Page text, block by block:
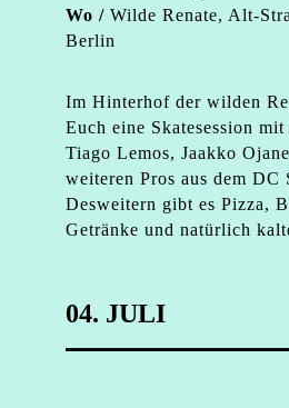
Wo / Wilde Renate, Alt-
Berlin
Im Hinterhof der wilden
Euch eine Skatesession
Tiago Lemos, Jaakko
weiteren Pros aus dem DC
Desweitern gibt es Pizza,
Getränke und natürlich
04. JULI